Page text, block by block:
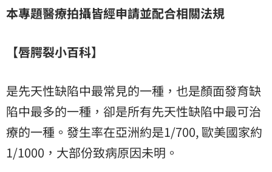
本專題醫療拍攝皆經申請並配合相關法規
【唇腭裂小百科】
是先天性缺陷中最常見的一種，也是顏面發育缺
陷中最多的一種，卻是所有先天性缺陷中最可治
療的一種。發生率在亞洲約是1/700, 歐美國家約
1/1000，大部份致病原因未明。